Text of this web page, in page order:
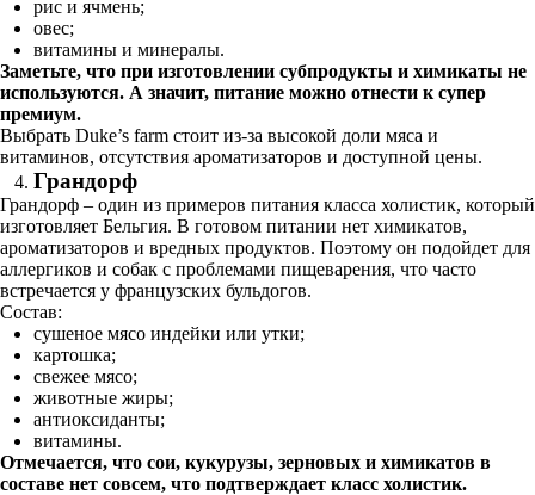
рис и ячмень;
овес;
витамины и минералы.
Заметьте, что при изготовлении субпродукты и химикаты не
используются. А значит, питание можно отнести к супер
премиум.
Выбрать Duke’s farm стоит из-за высокой доли мяса и
витаминов, отсутствия ароматизаторов и доступной цены.
Грандорф
Грандорф – один из примеров питания класса холистик, который
изготовляет Бельгия. В готовом питании нет химикатов,
ароматизаторов и вредных продуктов. Поэтому он подойдет для
аллергиков и собак с проблемами пищеварения, что часто
встречается у французских бульдогов.
Состав:
сушеное мясо индейки или утки;
картошка;
свежее мясо;
животные жиры;
антиоксиданты;
витамины.
Отмечается, что сои, кукурузы, зерновых и химикатов в
составе нет совсем, что подтверждает класс холистик.